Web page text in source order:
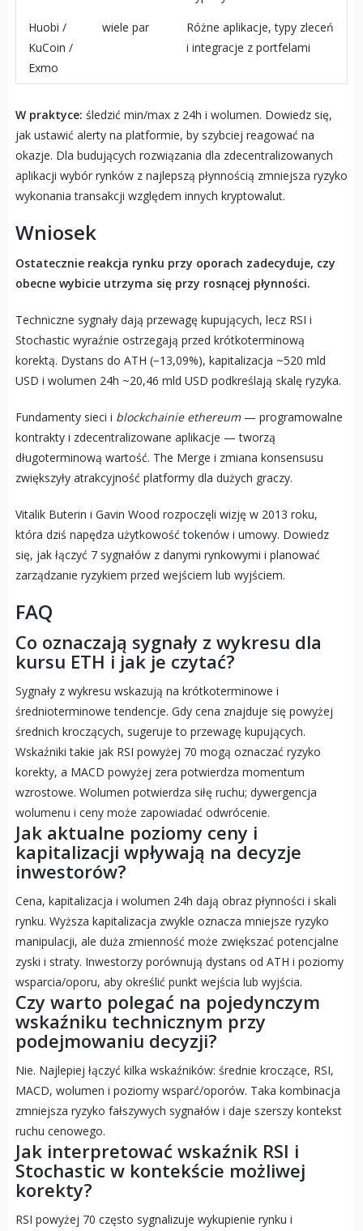
Huobi /
KuCoin /
Exmo
wiele par
Różne aplikacje, typy zleceń
i integracje z portfelami
W praktyce: śledzić min/max z 24h i wolumen. Dowiedz się,
jak ustawić alerty na platformie, by szybciej reagować na
okazje. Dla budujących rozwiązania dla zdecentralizowanych
aplikacji wybór rynków z najlepszą płynnością zmniejsza ryzyko
wykonania transakcji względem innych kryptowalut.
Wniosek
Ostatecznie reakcja rynku przy oporach zadecyduje, czy
obecne wybicie utrzyma się przy rosnącej płynności.
Techniczne sygnały dają przewagę kupujących, lecz RSI i
Stochastic wyraźnie ostrzegają przed krótkoterminową
korektą. Dystans do ATH (−13,09%), kapitalizacja ~520 mld
USD i wolumen 24h ~20,46 mld USD podkreślają skalę ryzyka.
Fundamenty sieci i blockchainie ethereum— programowalne
kontrakty i zdecentralizowane aplikacje — tworzą
długoterminową wartość. The Merge i zmiana konsensusu
zwiększyły atrakcyjność platformy dla dużych graczy.
Vitalik Buterin i Gavin Wood rozpoczęli wizję w 2013 roku,
która dziś napędza użytkowość tokenów i umowy. Dowiedz
się, jak łączyć 7 sygnałów z danymi rynkowymi i planować
zarządzanie ryzykiem przed wejściem lub wyjściem.
FAQ
Co oznaczają sygnały z wykresu dla
kursu ETH i jak je czytać?
Sygnały z wykresu wskazują na krótkoterminowe i
średnioterminowe tendencje. Gdy cena znajduje się powyżej
średnich kroczących, sugeruje to przewagę kupujących.
Wskaźniki takie jak RSI powyżej 70 mogą oznaczać ryzyko
korekty, a MACD powyżej zera potwierdza momentum
wzrostowe. Wolumen potwierdza siłę ruchu; dywergencja
wolumenu i ceny może zapowiadać odwrócenie.
Jak aktualne poziomy ceny i
kapitalizacji wpływają na decyzje
inwestorów?
Cena, kapitalizacja i wolumen 24h dają obraz płynności i skali
rynku. Wyższa kapitalizacja zwykle oznacza mniejsze ryzyko
manipulacji, ale duża zmienność może zwiększać potencjalne
zyski i straty. Inwestorzy porównują dystans od ATH i poziomy
wsparcia/oporu, aby określić punkt wejścia lub wyjścia.
Czy warto polegać na pojedynczym
wskaźniku technicznym przy
podejmowaniu decyzji?
Nie. Najlepiej łączyć kilka wskaźników: średnie kroczące, RSI,
MACD, wolumen i poziomy wsparć/oporów. Taka kombinacja
zmniejsza ryzyko fałszywych sygnałów i daje szerszy kontekst
ruchu cenowego.
Jak interpretować wskaźnik RSI i
Stochastic w kontekście możliwej
korekty?
RSI powyżej 70 często sygnalizuje wykupienie rynku i